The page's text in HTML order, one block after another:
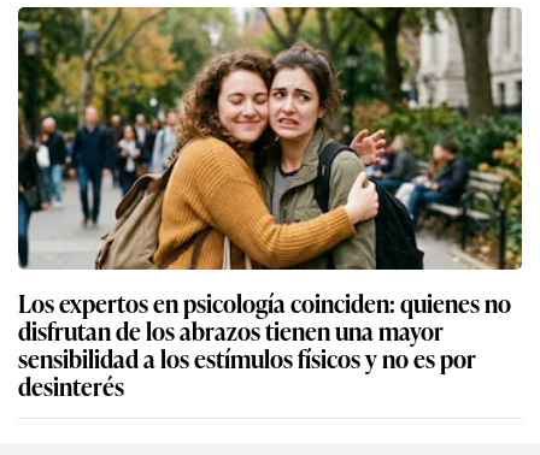
Los expertos en psicología coinciden: quienes no
disfrutan de los abrazos tienen una mayor
sensibilidad a los estímulos físicos y no es por
desinterés